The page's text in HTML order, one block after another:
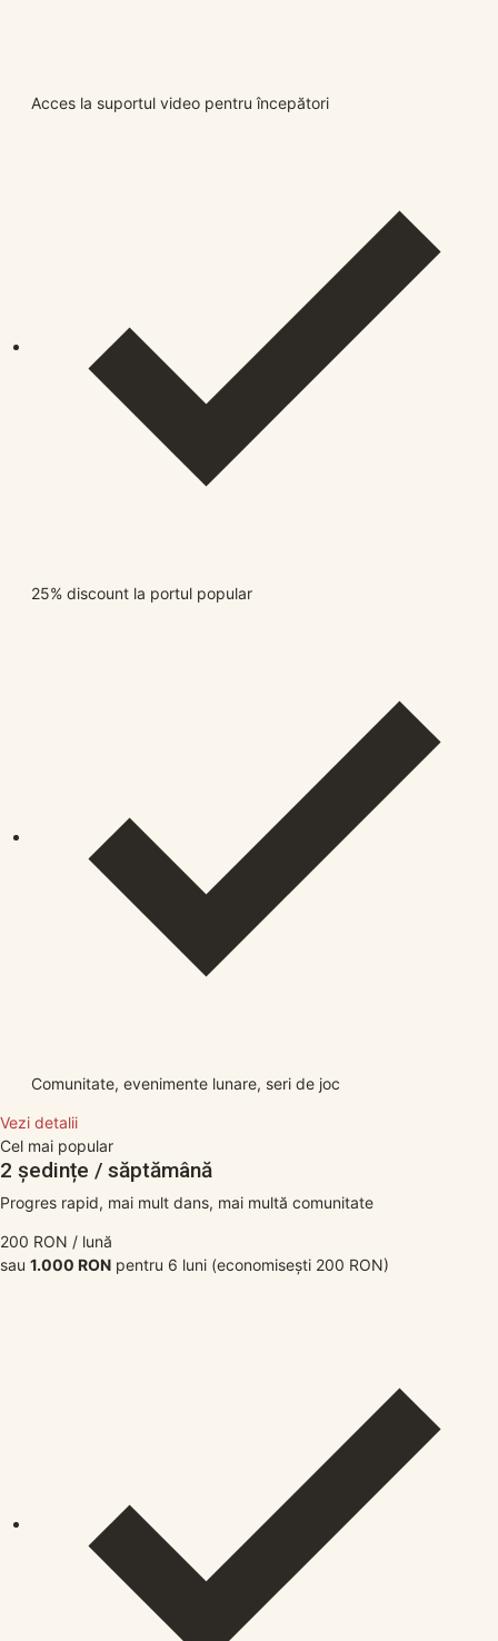
Acces la suportul video pentru începători
25% discount la portul popular
Comunitate, evenimente lunare, seri de joc
Vezi detalii
Cel mai popular
2 ședințe / săptămână
Progres rapid, mai mult dans, mai multă comunitate
200 RON / lună
sau 1.000 RON pentru 6 luni (economisești 200 RON)